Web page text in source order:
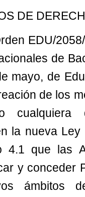
DE
EDU/
de
mayo, de
de los
cualquiera
la nueva
que las
y conceder
ámbitos